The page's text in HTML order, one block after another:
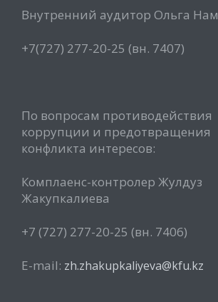
Внутренний аудитор Ольга Нам
+7(727) 277-20-25 (вн. 7407)
По вопросам противодействия
коррупции и предотвращения
конфликта интересов:
Комплаенс-контролер Жулдуз
Жакупкалиева
+7 (727) 277-20-25 (вн. 7406)
E-mail: zh.zhakupkaliyeva@kfu.kz